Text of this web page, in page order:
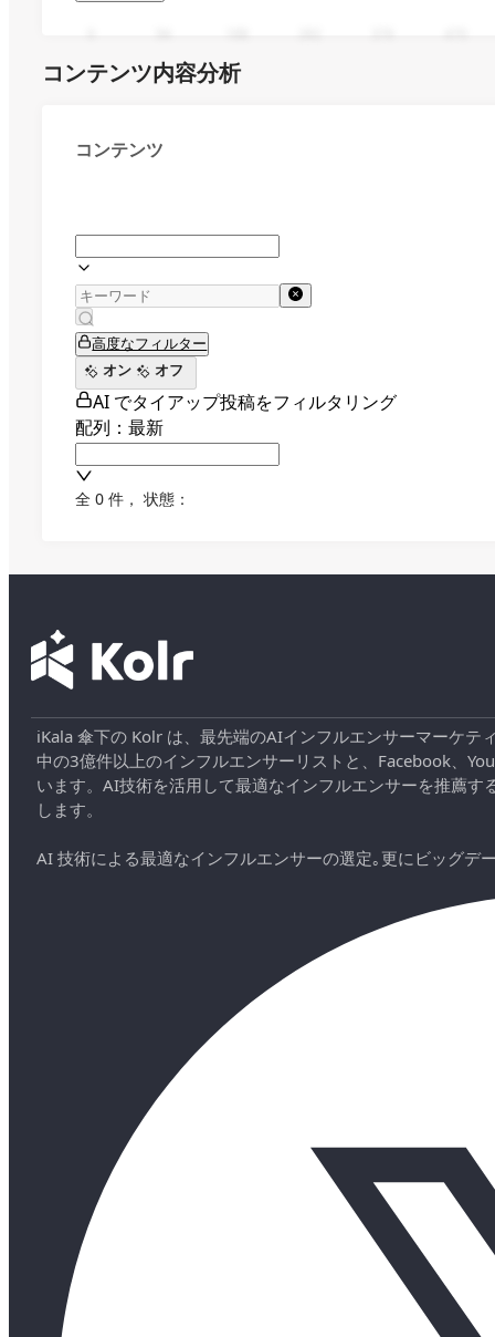
コンテンツ内容分析
コンテンツ
高度なフィルター
オン
オフ
AI でタイアップ投稿をフィルタリング
配列：最新
全 0 件 ， 状態：
iKala 傘下の Kolr は、最先端のAIインフルエンサーマーケ
中の3億件以上のインフルエンサーリストと、Facebook、
います。AI技術を活用して最適なインフルエンサーを推薦
します。
AI 技術による最適なインフルエンサーの選定｡更にビッグデ